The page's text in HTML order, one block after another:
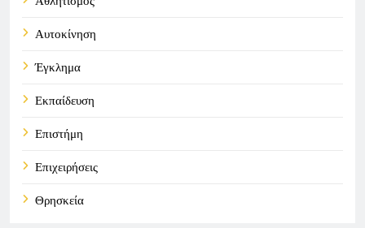
Αυτοκίνηση
Έγκλημα
Εκπαίδευση
Επιστήμη
Επιχειρήσεις
Θρησκεία